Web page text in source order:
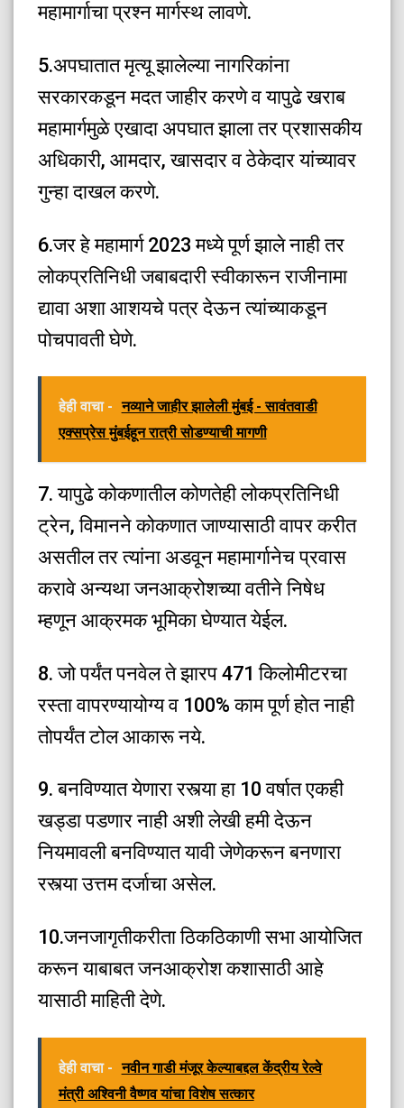
महामार्गाचा प्रश्न मार्गस्थ लावणे.
5.अपघातात मृत्यू झालेल्या नागरिकांना
सरकारकडून मदत जाहीर करणे व यापुढे खराब
महामार्गमुळे एखादा अपघात झाला तर प्रशासकीय
अधिकारी, आमदार, खासदार व ठेकेदार यांच्यावर
गुन्हा दाखल करणे.
6.जर हे महामार्ग 2023 मध्ये पूर्ण झाले नाही तर
लोकप्रतिनिधी जबाबदारी स्वीकारून राजीनामा
द्यावा अशा आशयचे पत्र देऊन त्यांच्याकडून
पोचपावती घेणे.
हेही वाचा - नव्याने जाहीर झालेली मुंबई - सावंतवाडी
एक्सप्रेस मुंबईहून रात्री सोडण्याची मागणी
7. यापुढे कोकणातील कोणतेही लोकप्रतिनिधी
ट्रेन, विमानने कोकणात जाण्यासाठी वापर करीत
असतील तर त्यांना अडवून महामार्गानेच प्रवास
करावे अन्यथा जनआक्रोशच्या वतीने निषेध
म्हणून आक्रमक भूमिका घेण्यात येईल.
8. जो पर्यंत पनवेल ते झारप 471 किलोमीटरचा
रस्ता वापरण्यायोग्य व 100% काम पूर्ण होत नाही
तोपर्यंत टोल आकारू नये.
9. बनविण्यात येणारा रस्त्या हा 10 वर्षात एकही
खड्डा पडणार नाही अशी लेखी हमी देऊन
नियमावली बनविण्यात यावी जेणेकरून बनणारा
रस्त्या उत्तम दर्जाचा असेल.
10.जनजागृतीकरीता ठिकठिकाणी सभा आयोजित
करून याबाबत जनआक्रोश कशासाठी आहे
यासाठी माहिती देणे.
हेही वाचा - नवीन गाडी मंजूर केल्याबद्दल केंद्रीय रेल्वे
मंत्री अश्विनी वैष्णव यांचा विशेष सत्कार